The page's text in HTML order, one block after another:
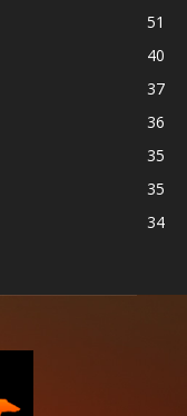
51
40
37
36
35
35
34